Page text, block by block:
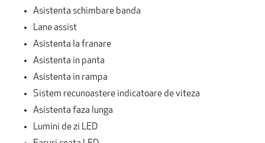
Asistenta schimbare banda
Lane assist
Asistenta la franare
Asistenta in panta
Asistenta in rampa
Sistem recunoastere indicatoare de viteza
Asistenta faza lunga
Lumini de zi LED